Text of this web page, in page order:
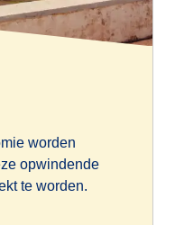
worden
opwindende
te worden.